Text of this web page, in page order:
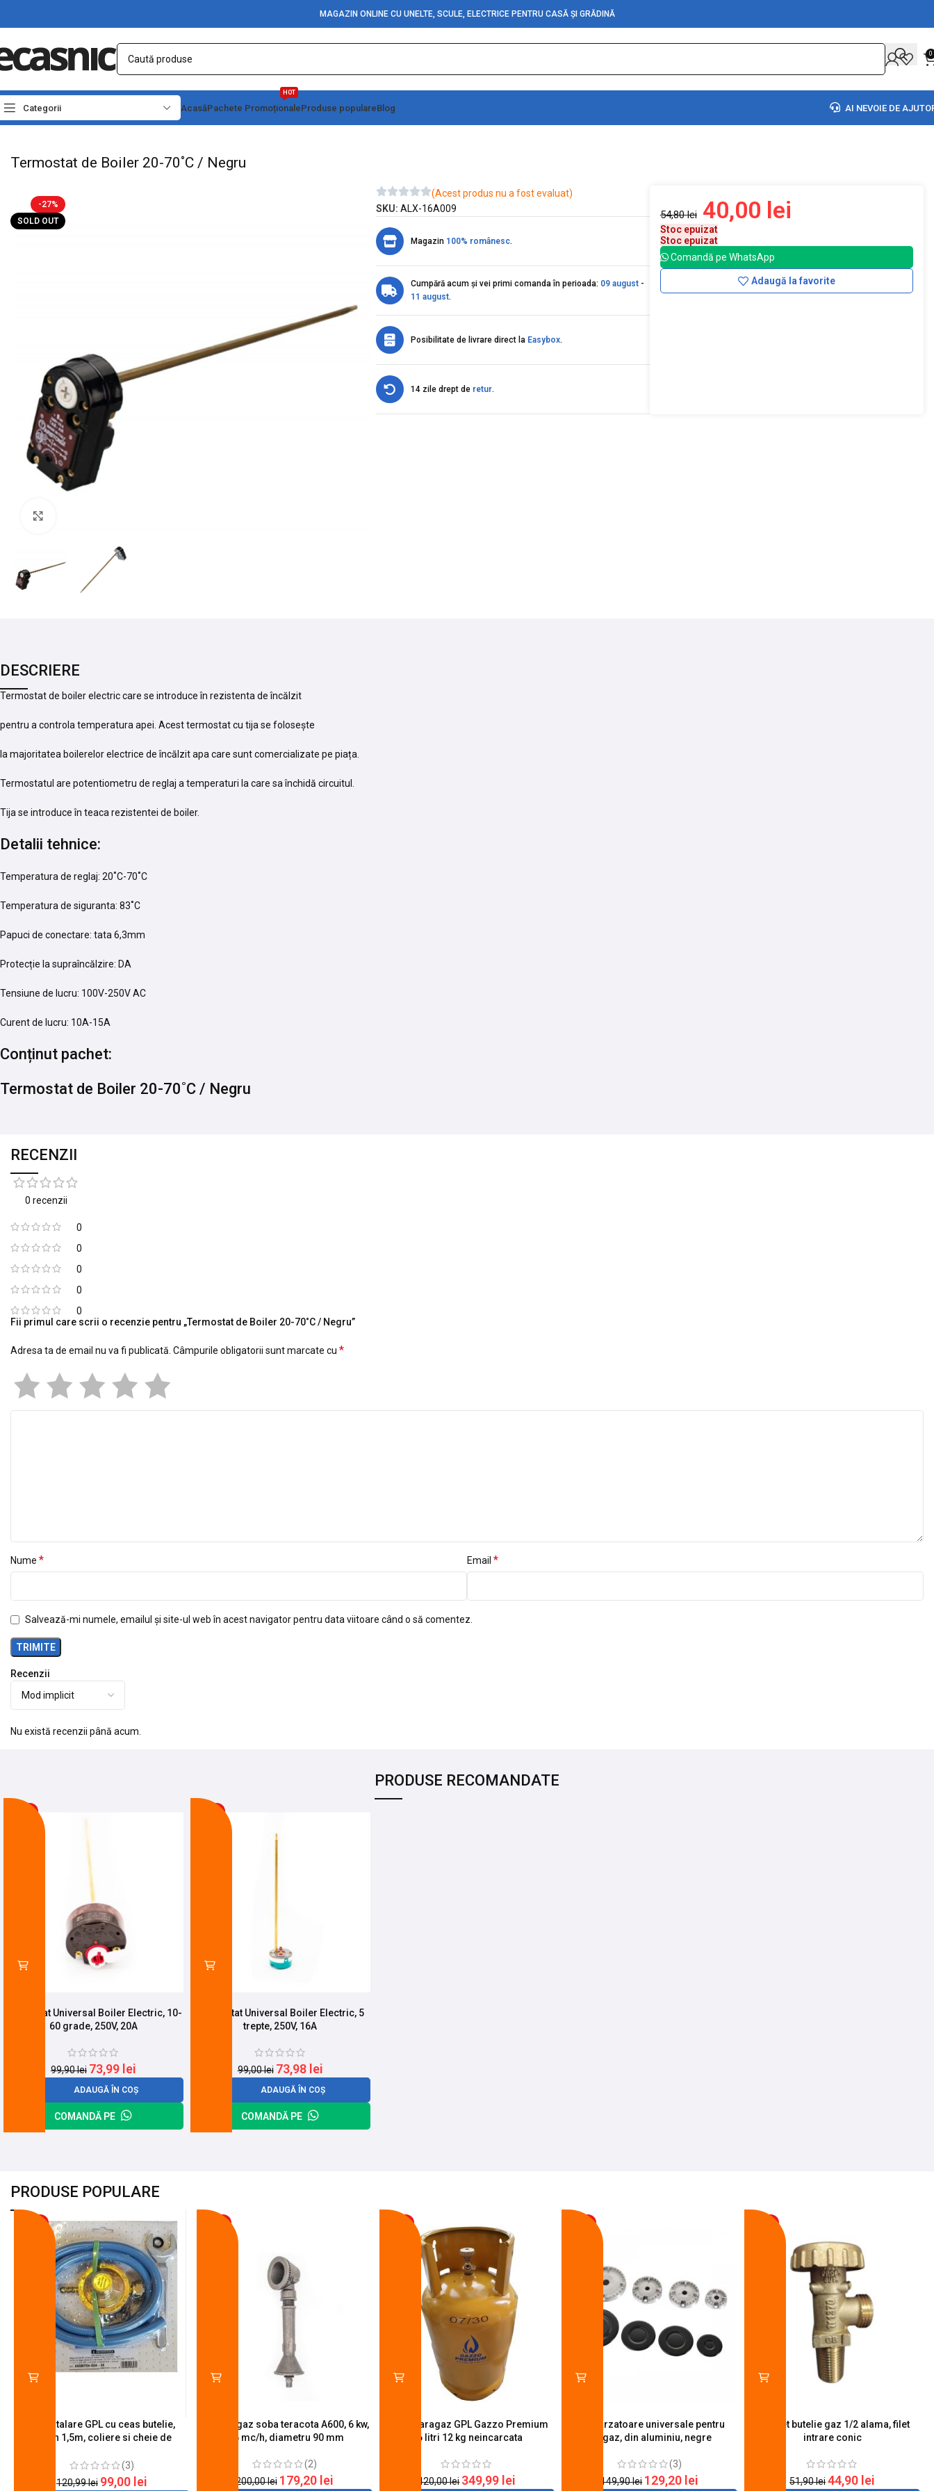
MAGAZIN ONLINE CU UNELTE, SCULE, ELECTRICE PENTRU CASĂ ȘI GRĂDINĂ
0
Categorii AcasăPachete Promoționale
HOT
Produse populareBlog AI NEVOIE DE
Prima pagină Electrice Termostate & Protectii
Termostat de Boiler 20-70˚C / Negru
-27%
SOLD OUT
(Acest produs nu a fost evaluat)
SKU: ALX-16A009
Magazin 100% românesc.
Cumpără acum și vei primi comanda în perioada: 09 august-
11 august.
Posibilitate de livrare direct la Easybox.
14 zile drept de retur.
54,80lei 40,00 lei
Stoc epuizat
Stoc epuizat
Comandă pe WhatsApp
Adaugă la favorite
DESCRIERE
Termostat de boiler electric care se introduce în rezistenta de încălzit
pentru a controla temperatura apei. Acest termostat cu tija se folosește
la majoritatea boilerelor electrice de încălzit apa care sunt comercializate pe piața.
Termostatul are potentiometru de reglaj a temperaturi la care sa închidă circuitul.
Tija se introduce în teaca rezistentei de boiler.
Detalii tehnice:
Temperatura de reglaj: 20˚C-70˚C
Temperatura de siguranta: 83˚C
Papuci de conectare: tata 6,3mm
Protecție la supraîncălzire: DA
Tensiune de lucru: 100V-250V AC
Curent de lucru: 10A-15A
Conținut pachet:
Termostat de Boiler 20-70˚C / Negru
RECENZII
0 recenzii
0
0
0
0
0
Recenzii
Nu există recenzii până acum.
Fii primul care scrii o recenzie pentru „Termostat de Boiler 20-70˚C / Negru”
Adresa ta de email nu va fi publicată. Câmpurile obligatorii sunt marcate cu *
Nume * Email *
Salvează-mi numele, emailul și site-ul web în acest navigator pentru data viitoare când o să comentez.
PRODUSE RECOMANDATE
Termostat Universal Boiler Electric, 10-
60 grade, 250V, 20A
99,90lei 73,99 lei
ADAUGĂ ÎN COȘ
COMANDĂ PE
Termostat Universal Boiler Electric, 5
trepte, 250V, 16A
99,00lei 73,98 lei
ADAUGĂ ÎN COȘ
COMANDĂ PE
PRODUSE POPULARE
Kit instalare GPL cu ceas butelie,
furtun 1,5m, coliere si cheie de
(3)
120,99lei 99,00 lei
Arzator gaz soba teracota A600, 6 kw,
0.6 mc/h, diametru 90 mm
(2)
200,00lei 179,20 lei
Butelie aragaz GPL Gazzo Premium
26 litri 12 kg neincarcata
420,00lei 349,99 lei
Set 4 arzatoare universale pentru
aragaz, din aluminiu, negre
(3)
149,90lei 129,20 lei
Robinet butelie gaz 1/2 alama, filet
intrare conic
51,90lei44,90 lei